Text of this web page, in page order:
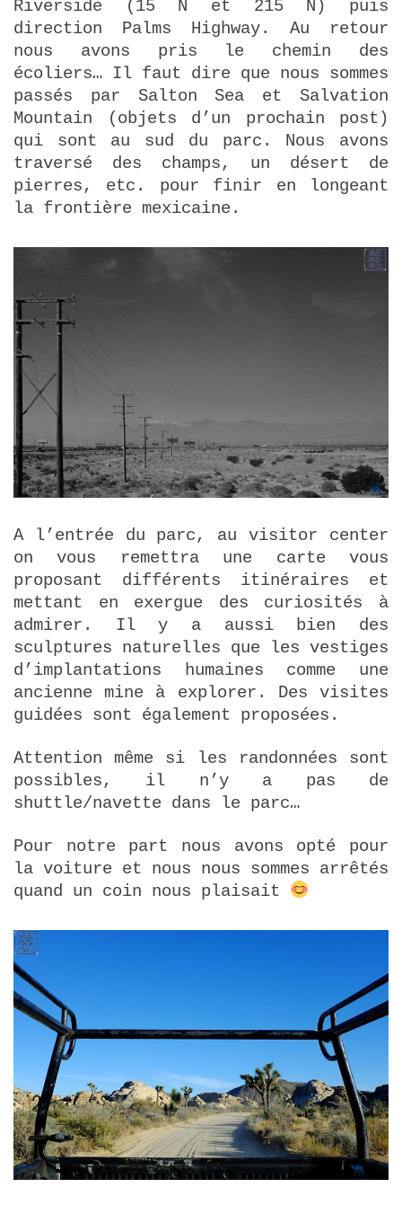
Riverside (15 N et 215 N) puis
direction Palms Highway. Au retour
nous avons pris le chemin des
écoliers… Il faut dire que nous sommes
passés par Salton Sea et Salvation
Mountain (objets d’un prochain post)
qui sont au sud du parc. Nous avons
traversé des champs, un désert de
pierres, etc. pour finir en longeant
la frontière mexicaine.
A l’entrée du parc, au visitor center
on vous remettra une carte vous
proposant différents itinéraires et
mettant en exergue des curiosités à
admirer. Il y a aussi bien des
sculptures naturelles que les vestiges
d’implantations humaines comme une
ancienne mine à explorer. Des visites
guidées sont également proposées.
Attention même si les randonnées sont
possibles, il n’y a pas de
shuttle/navette dans le parc…
Pour notre part nous avons opté pour
la voiture et nous nous sommes arrêtés
quand un coin nous plaisait